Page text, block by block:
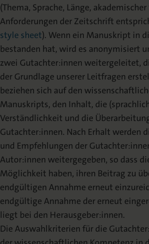
(Thema, Sprache, Länge,
Anforderungen der Zeitschrift
style sheet). Wenn ein Manuskript in
bestanden hat, wird es anonymisiert
zwei Gutachter:innen weitergeleitet,
der Grundlage unserer Leitfragen
beziehen sich auf den
Manuskripts, den Inhalt, die
Verständlichkeit und die
Gutachter:innen. Nach Erhalt werden
und Empfehlungen der
Autor:innen weitergegeben, so dass
Möglichkeit haben, ihren Beitrag zu
endgültigen Annahme erneut
endgültige Annahme der erneut
liegt bei den Herausgeber:innen.
Die Auswahlkriterien für die